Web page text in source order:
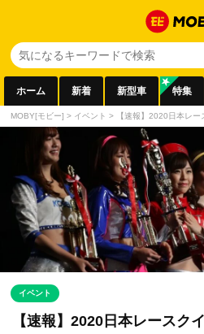
ホーム 新着 新型車 特集
MOBY[モビー] > イベント > 【速報】2020日本レ
イベント
【速報】2020日本レースク